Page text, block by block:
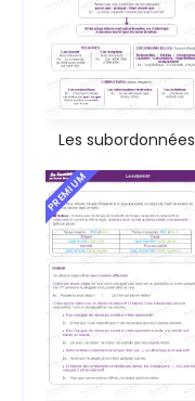
Les subordonnées
PREMIUM